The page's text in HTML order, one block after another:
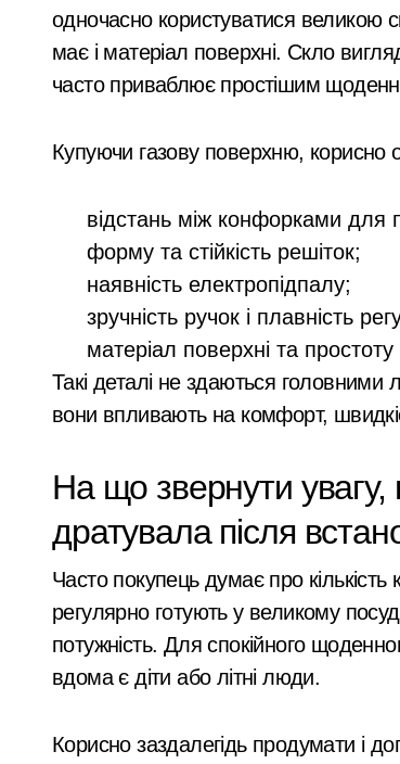
Смертельний обстріл
Жахливі умови для дітей:
У Києві розпочали
Більше 442 тисяч ВПО у
Обіцяли величезні
План підготовки Києва
Security Devices та
Затримання завершилося
Установка
Скам в Instagram-
У Києві через суд
У липні в лікарнях
Суд у Києві розгляне
одночасно користуватися великою
має і матеріал поверхні. Скло
часто приваблює простішим
Купуючи газову поверхню, корисно
відстань між конфорками для
форму та стійкість решіток;
наявність електропідпалу;
зручність ручок і плавність
матеріал поверхні та
Такі деталі не здаються
вони впливають на комфорт,
На що звернути
дратувала після
Часто покупець думає про
регулярно готують у великому
потужність. Для спокійного
вдома є діти або літні люди.
Корисно заздалегідь продумати і